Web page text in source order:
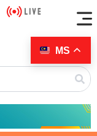
MS